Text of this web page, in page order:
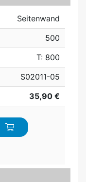
Seitenwand
500
T: 800
S02011-05
35,90 €